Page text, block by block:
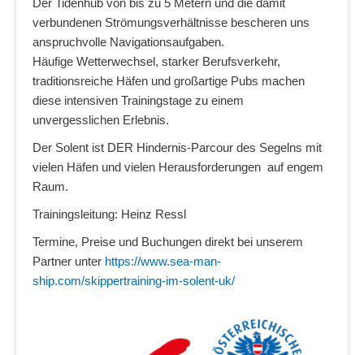
Der Tidenhub von bis zu 5 Metern und die damit
verbundenen Strömungsverhältnisse bescheren uns
anspruchvolle Navigationsaufgaben.
Häufige Wetterwechsel, starker Berufsverkehr,
traditionsreiche Häfen und großartige Pubs machen
diese intensiven Trainingstage zu einem
unvergesslichen Erlebnis.
Der Solent ist DER Hindernis-Parcour des Segelns mit
vielen Häfen und vielen Herausforderungen auf engem
Raum.
Trainingsleitung: Heinz Ressl
Termine, Preise und Buchungen direkt bei unserem
Partner unter https://www.sea-man-
ship.com/skippertraining-im-solent-uk/